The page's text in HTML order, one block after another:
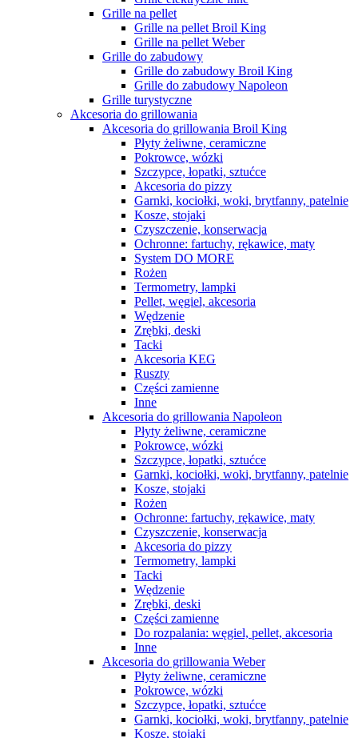
Grille na pellet
Grille na pellet Broil King
Grille na pellet Weber
Grille do zabudowy
Grille do zabudowy Broil King
Grille do zabudowy Napoleon
Grille turystyczne
Akcesoria do grillowania
Akcesoria do grillowania Broil King
Płyty żeliwne, ceramiczne
Pokrowce, wózki
Szczypce, łopatki, sztućce
Akcesoria do pizzy
Garnki, kociołki, woki, brytfanny, patelnie
Kosze, stojaki
Czyszczenie, konserwacja
Ochronne: fartuchy, rękawice, maty
System DO MORE
Rożen
Termometry, lampki
Pellet, węgiel, akcesoria
Wędzenie
Zrębki, deski
Tacki
Akcesoria KEG
Ruszty
Części zamienne
Inne
Akcesoria do grillowania Napoleon
Płyty żeliwne, ceramiczne
Pokrowce, wózki
Szczypce, łopatki, sztućce
Garnki, kociołki, woki, brytfanny, patelnie
Kosze, stojaki
Rożen
Ochronne: fartuchy, rękawice, maty
Czyszczenie, konserwacja
Akcesoria do pizzy
Termometry, lampki
Tacki
Wędzenie
Zrębki, deski
Części zamienne
Do rozpalania: węgiel, pellet, akcesoria
Inne
Akcesoria do grillowania Weber
Płyty żeliwne, ceramiczne
Pokrowce, wózki
Szczypce, łopatki, sztućce
Garnki, kociołki, woki, brytfanny, patelnie
Kosze, stojaki